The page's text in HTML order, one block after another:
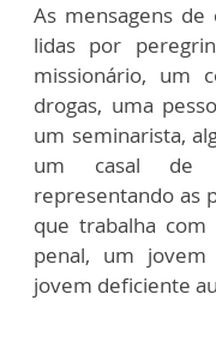
As mensagens de
lidas por
missionário, um
drogas, uma
um seminarista,
um casal de
representando as
que trabalha com
penal, um
jovem deficiente